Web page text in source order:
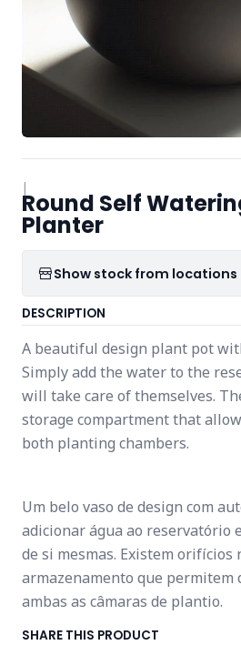
|
Round Self
Planter
Show stock from locations
DESCRIPTION
A beautiful design plant pot
Simply add the water to the
will take care of themselves.
storage compartment that
both planting chambers.
Um belo vaso de design com
adicionar água ao reservatório
de si mesmas. Existem orifícios
armazenamento que permitem
ambas as câmaras de plantio.
SHARE THIS PRODUCT